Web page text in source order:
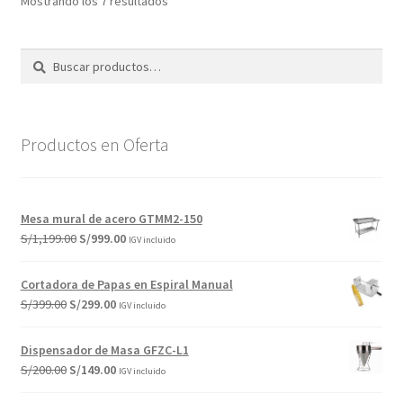
Buscar
Buscar
Productos en Oferta
Mesa mural de acero GTMM2-150
S/1,199.00 El
original
era:
S/999.00El
actual
IGV incluido
Cortadora de Papas en Espiral Manual
S/399.00 El
original
era:
S/299.00El
actual
es:
IGV incluido
Dispensador de Masa GFZC-L1
S/200.00 El
S/149.00ElIGV incluido